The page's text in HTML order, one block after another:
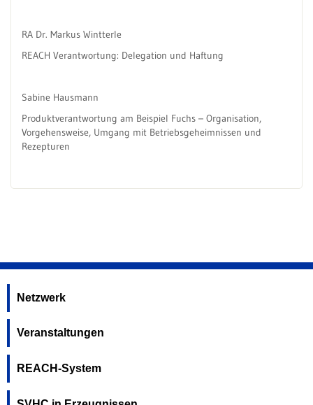
RA Dr. Markus Wintterle
REACH Verantwortung: Delegation und Haftung
Sabine Hausmann
Produktverantwortung am Beispiel Fuchs – Organisation,
Vorgehensweise, Umgang mit Betriebsgeheimnissen und
Rezepturen
Netzwerk
Veranstaltungen
REACH-System